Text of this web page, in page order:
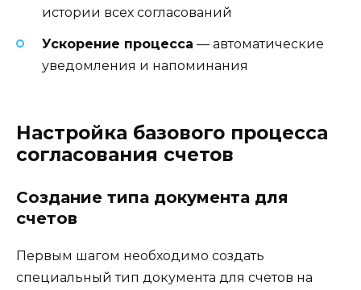
истории всех согласований
Ускорение процесса — автоматические
уведомления и напоминания
Настройка базового процесса
согласования счетов
Создание типа документа для
счетов
Первым шагом необходимо создать
специальный тип документа для счетов на